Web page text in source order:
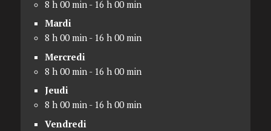
8 h 00 min - 16 h 00 min
Mardi
8 h 00 min - 16 h 00 min
Mercredi
8 h 00 min - 16 h 00 min
Jeudi
8 h 00 min - 16 h 00 min
Vendredi